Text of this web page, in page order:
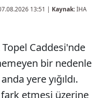
13:51 | Kaynak:İHA
Caddesi'nde
bir nedenle
yere yığıldı.
etmesi üzerine